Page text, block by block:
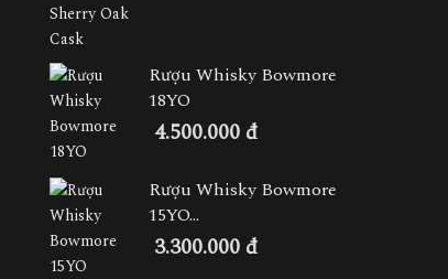
Rượu Whisky Bowmore
18YO
4.500.000 đ
Rượu Whisky Bowmore
15YO...
3.300.000 đ